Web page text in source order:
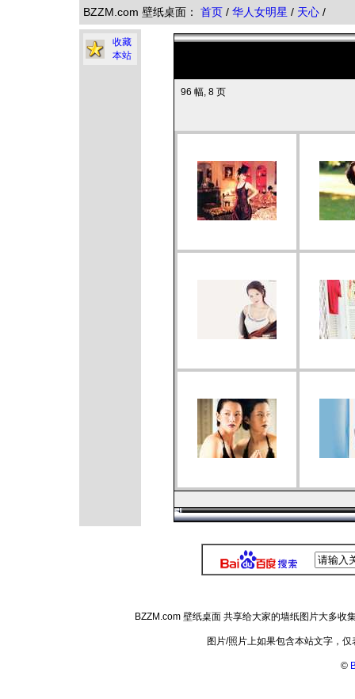
BZZM.com 壁纸桌面： 首页 / 华人女明星 / 天心 /
收藏
本站
96 幅, 8 页
BZZM.com 壁纸桌面 共享给大家的墙纸图片大多
图片/照片上如果包含本站文字，
©